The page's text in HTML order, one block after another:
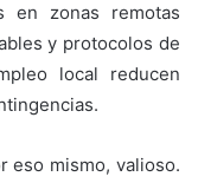
en zonas remotas
y protocolos de
local reducen
eso mismo, valioso.